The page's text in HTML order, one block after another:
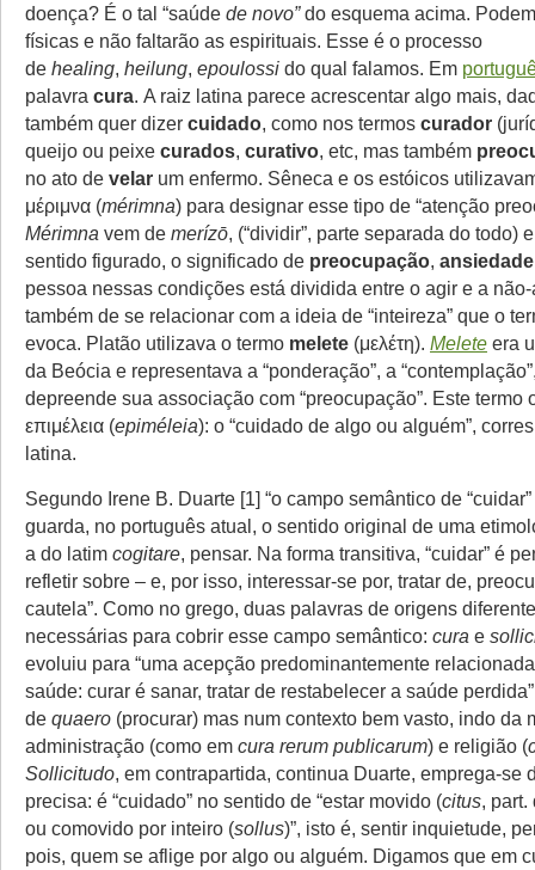
doença? É o tal “saúde de novo”do esquema acima.
físicas e não faltarão as espirituais. Esse é o processo
de healing, heilung, epoulossi do qual falamos. Em
palavra cura. A raiz latina parece acrescentar algo mais,
também quer dizer cuidado, como nos termos curador
queijo ou peixe curados, curativo, etc, mas também
no ato de velar um enfermo. Sêneca e os estóicos
μέριμνα (mérimna) para designar esse tipo de “atenção
Μérimna vem de merízō, (“dividir”, parte separada do todo)
sentido figurado, o significado de preocupação,
pessoa nessas condições está dividida entre o agir e a
também de se relacionar com a ideia de “inteireza” que o
evoca. Platão utilizava o termo melete (μελέτη). Melete era
da Beócia e representava a “ponderação”, a
depreende sua associação com “preocupação”. Este termo
επιμέλεια (epiméleia): o “cuidado de algo ou alguém”,
latina.
Segundo Irene B. Duarte [1] “o campo semântico de “cuidar”
guarda, no português atual, o sentido original de uma
a do latim cogitare, pensar. Na forma transitiva, “cuidar” é
refletir sobre – e, por isso, interessar-se por, tratar de,
cautela”. Como no grego, duas palavras de origens
necessárias para cobrir esse campo semântico: cura e
evoluiu para “uma acepção predominantemente
saúde: curar é sanar, tratar de restabelecer a saúde
de quaero (procurar) mas num contexto bem vasto, indo da
administração (como em cura rerum publicarum) e religião (
Sollicitudo, em contrapartida, continua Duarte, emprega-se
precisa: é “cuidado” no sentido de “estar movido (citus,
ou comovido por inteiro (sollus)”, isto é, sentir inquietude,
pois, quem se aflige por algo ou alguém. Digamos que em